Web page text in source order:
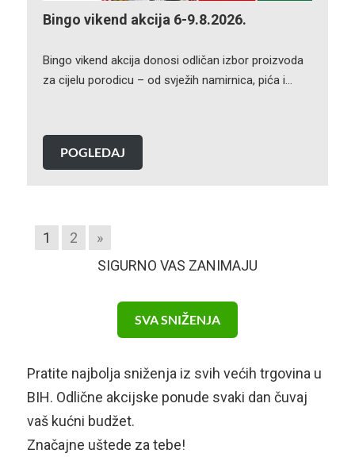
Bingo vikend akcija 6-9.8.2026.
Bingo vikend akcija donosi odličan izbor proizvoda
za cijelu porodicu – od svježih namirnica, pića i…
POGLEDAJ
1 2
»
SIGURNO VAS ZANIMAJU
SVA SNIŽENJA
Pratite najbolja sniženja iz svih većih trgovina u
BIH. Odlične akcijske ponude svaki dan čuvaj
vaš kućni budžet.
Značajne uštede za tebe!